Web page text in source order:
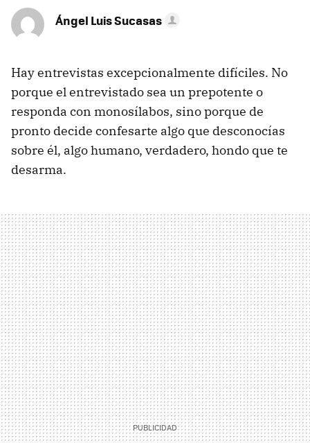
Ángel Luis Sucasas
Hay entrevistas excepcionalmente difíciles. No
porque el entrevistado sea un prepotente o
responda con monosílabos, sino porque de
pronto decide confesarte algo que desconocías
sobre él, algo humano, verdadero, hondo que te
desarma.